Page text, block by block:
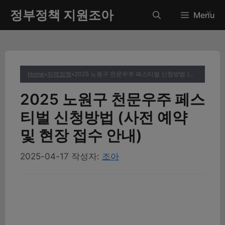
츠
정부정책 지원조아 Menu
Home»지역정책 » 2025 노원구 천문우주 페스티벌 신청방법 (사전 예약 및 현장 접수 안내)
2025 노원구 천문우주 페스
티벌 신청방법 (사전 예약
및 현장 접수 안내)
2025-04-17 작성자: 조아
✕